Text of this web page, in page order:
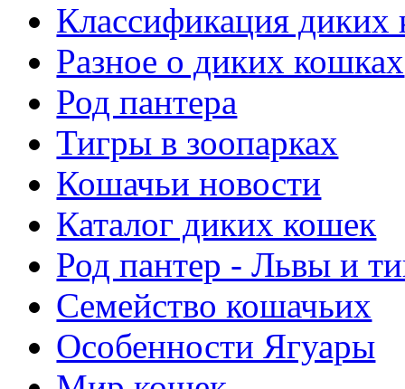
Классификация диких
Разное о диких кошках
Род пантера
Тигры в зоопарках
Кошачьи новости
Каталог диких кошек
Род пантер - Львы и
Семейство кошачьих
Особенности Ягуары